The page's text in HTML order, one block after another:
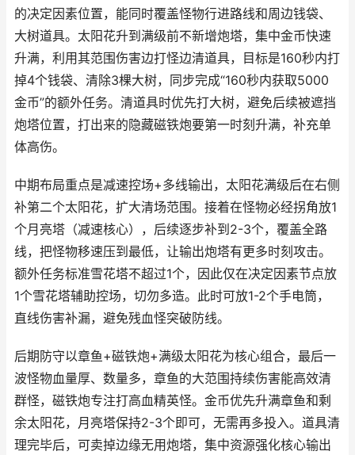
的决定因素位置，能同时覆盖怪物行进路线和周边钱袋、
大树道具。太阳花升到满级前不新增炮塔，集中金币快速
升满，利用其范围伤害边打怪边清道具，目标是160秒内打
掉4个钱袋、清除3棵大树，同步完成“160秒内获取5000
金币”的额外任务。清道具时优先打大树，避免后续被遮挡
炮塔位置，打出来的隐藏磁铁炮要第一时刻升满，补充单
体高伤。
中期布局重点是减速控场+多线输出，太阳花满级后在右侧
补第二个太阳花，扩大清场范围。接着在怪物必经拐角放1
个月亮塔（减速核心），后续逐步补到2-3个，覆盖全路
线，把怪物移速压到最低，让输出炮塔有更多时刻攻击。
额外任务标准雪花塔不超过1个，因此仅在决定因素节点放
1个雪花塔辅助控场，切勿多造。此时可放1-2个手电筒，
直线伤害补漏，避免残血怪突破防线。
后期防守以章鱼+磁铁炮+满级太阳花为核心组合，最后一
波怪物血量厚、数量多，章鱼的大范围持续伤害能高效清
群怪，磁铁炮专注打高血精英怪。金币优先升满章鱼和剩
余太阳花，月亮塔保持2-3个即可，无需再多投入。道具清
理完毕后，可卖掉边缘无用炮塔，集中资源强化核心输出